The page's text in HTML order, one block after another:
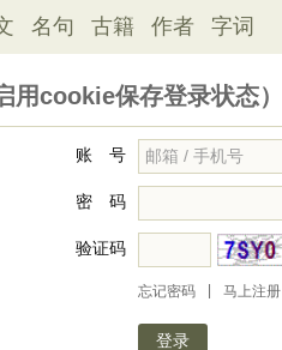
名句 古籍 作者 字词
用cookie保存登录状态）
账 号
密 码
验证码
忘记密码 马上注册